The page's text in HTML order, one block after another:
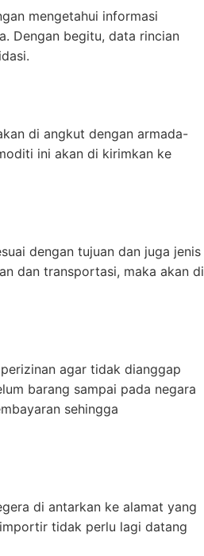
mengetahui informasi
Dengan begitu, data rincian
di angkut dengan armada-
ini akan di kirimkan ke
dengan tujuan dan juga jenis
dan transportasi, maka akan di
agar tidak dianggap
barang sampai pada negara
sehingga
di antarkan ke alamat yang
tidak perlu lagi datang